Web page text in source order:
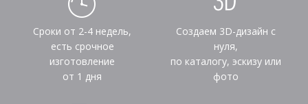
Сроки от 2-4 недель,
есть срочное
изготовление
от 1 дня
Создаем 3D-дизайн с
нуля,
по каталогу, эскизу или
фото